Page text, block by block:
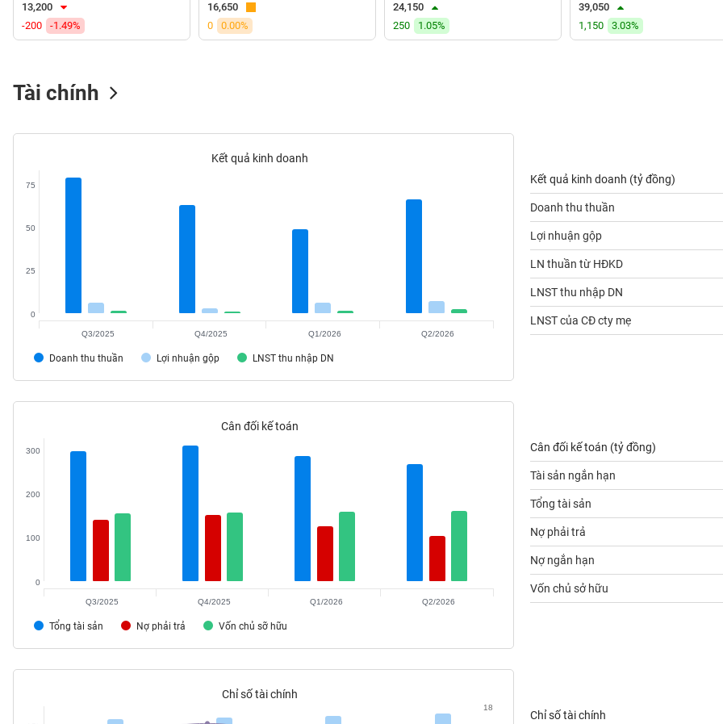
13,200
-200
-1.49%
16,650
0
0.00%
24,150
250
1.05%
39,050
1,150
3.03%
Tài chính
Kết quả kinh doanh
Doanh thu thuần Lợi nhuận gộp LNST thu nhập DN
0
25
50
75
Q3/2025 Q4/2025 Q1/2026 Q2/2026
Kết quả kinh doanh (tỷ đồng)
Doanh thu thuần
Lợi nhuận gộp
LN thuần từ HĐKD
LNST thu nhập DN
LNST của CĐ cty mẹ
Cân đối kế toán
Tổng tài sản Nợ phải trả Vốn chủ sỡ hữu
0
100
200
300
Q3/2025 Q4/2025 Q1/2026 Q2/2026
Cân đối kế toán (tỷ đồng)
Tài sản ngắn hạn
Tổng tài sản
Nợ phải trả
Nợ ngắn hạn
Vốn chủ sở hữu
Chỉ số tài chính
18
Chỉ số tài chính
VS-
SECTOR
NGUYÊN
NGHIỆP
TIÊU
DÙNG
TIÊU
THIẾT